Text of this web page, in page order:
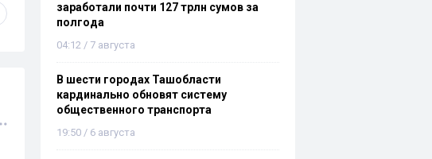
заработали почти 127 трлн сумов за
полгода
04:12 / 7 августа
В шести городах Ташобласти
кардинально обновят систему
общественного транспорта
19:50 / 6 августа